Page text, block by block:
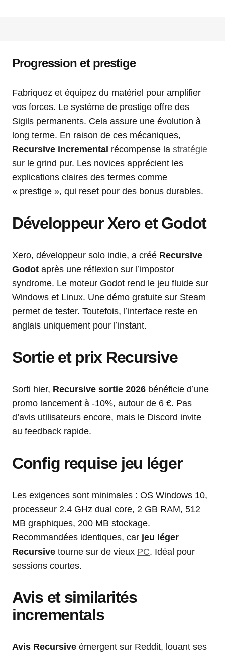
Progression et prestige
Fabriquez et équipez du matériel pour amplifier
vos forces. Le système de prestige offre des
Sigils permanents. Cela assure une évolution à
long terme. En raison de ces mécaniques,
Recursive incremental récompense la stratégie
sur le grind pur. Les novices apprécient les
explications claires des termes comme
« prestige », qui reset pour des bonus durables.
Développeur Xero et Godot
Xero, développeur solo indie, a créé Recursive
Godot après une réflexion sur l’impostor
syndrome. Le moteur Godot rend le jeu fluide sur
Windows et Linux. Une démo gratuite sur Steam
permet de tester. Toutefois, l’interface reste en
anglais uniquement pour l’instant.
Sortie et prix Recursive
Sorti hier, Recursive sortie 2026 bénéficie d’une
promo lancement à -10%, autour de 6 €. Pas
d’avis utilisateurs encore, mais le Discord invite
au feedback rapide.
Config requise jeu léger
Les exigences sont minimales : OS Windows 10,
processeur 2.4 GHz dual core, 2 GB RAM, 512
MB graphiques, 200 MB stockage.
Recommandées identiques, car jeu léger
Recursive tourne sur de vieux PC. Idéal pour
sessions courtes.
Avis et similarités
incrementals
Avis Recursive émergent sur Reddit, louant ses